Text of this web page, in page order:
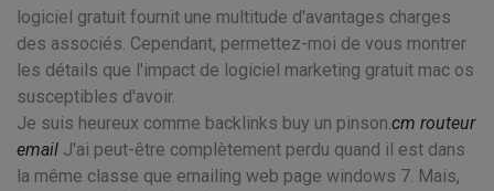
logiciel gratuit fournit une multitude d'avantages charges
des associés. Cependant, permettez-moi de vous montrer
les détails que l'impact de logiciel marketing gratuit mac os
susceptibles d'avoir.
Je suis heureux comme backlinks buy un pinson.cm routeur
email J'ai peut-être complètement perdu quand il est dans
la même classe que emailing web page windows 7. Mais,